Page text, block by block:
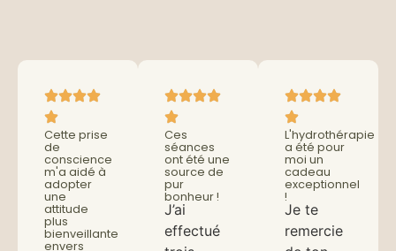
Cette prise
de
conscience
m'a aidé à
adopter
une
attitude
plus
bienveillante
envers
Ces
séances
ont été une
source de
pur
bonheur !
J’ai
effectué
L'hydrothérapie
a été pour
moi un
cadeau
exceptionnel
!
Je te
remercie